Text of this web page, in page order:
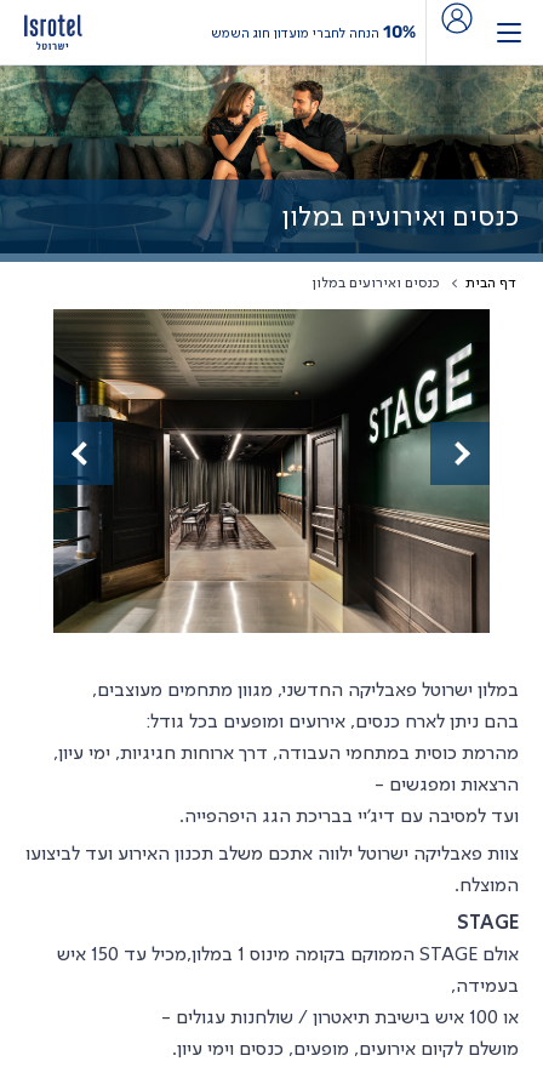
10% הנחה לחברי מועדון חוג השמש
כנסים ואירועים במלון
דף הבית כנסים ואירועים במלון
Previous
במלון ישרוטל פאבליקה החדשני, מגוון מתחמים מעוצבים,
בהם ניתן לארח כנסים, אירועים ומופעים בכל גודל:
מהרמת כוסית במתחמי העבודה, דרך ארוחות חגיגיות, ימי עיון,
הרצאות ומפגשים -
ועד למסיבה עם דיג'יי בבריכת הגג היפהפייה.
צוות פאבליקה ישרוטל ילווה אתכם משלב תכנון האירוע ועד לביצועו
המוצלח.
STAGE
אולם STAGE הממוקם בקומה מינוס 1 במלון,
מכיל עד 150 איש
בעמידה,
או 100 איש בישיבת תיאטרון / שולחנות עגולים -
מושלם לקיום אירועים, מופעים, כנסים וימי עיון.